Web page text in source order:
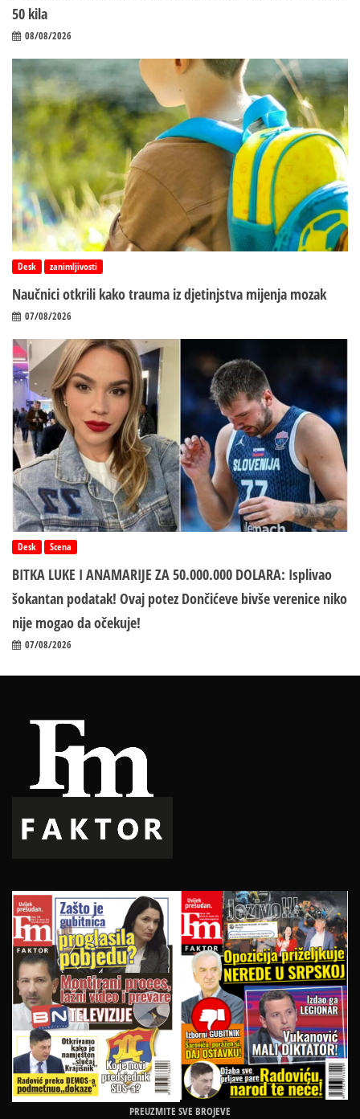
50 kila
08/08/2026
Desk zanimljivosti
Naučnici otkrili kako trauma iz d‌jetinjstva mijenja mozak
07/08/2026
Desk Scena
BITKA LUKE I ANAMARIJE ZA 50.000.000 DOLARA: Isplivao
šokantan podatak! Ovaj potez Dončićeve bivše verenice niko
nije mogao da očekuje!
07/08/2026
PREUZMITE SVE BROJEVE